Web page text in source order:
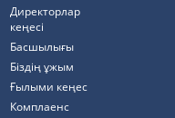
Директорлар
кеңесі
Басшылығы
Біздің ұжым
Ғылыми кеңес
Комплаенс